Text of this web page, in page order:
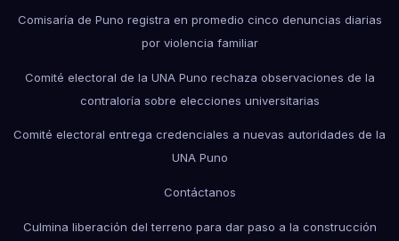
Comisaría de Puno registra en promedio cinco denuncias diarias
por violencia familiar
Comité electoral de la UNA Puno rechaza observaciones de la
contraloría sobre elecciones universitarias
Comité electoral entrega credenciales a nuevas autoridades de la
UNA Puno
Contáctanos
Culmina liberación del terreno para dar paso a la construcción